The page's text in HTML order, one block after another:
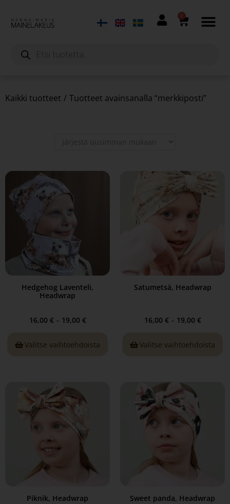
0
Kaikki tuotteet / Tuotteet avainsanalla “merkkiposti”
Hedgehog Laventeli,
Headwrap
16,00 € – 19,00 €
Valitse vaihtoehdoista
Satumetsä, Headwrap
16,00 € – 19,00 €
Valitse vaihtoehdoista
Piknik, Headwrap Sweet panda, Headwrap